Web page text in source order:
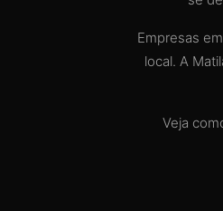
Empresas
local. A
Veja